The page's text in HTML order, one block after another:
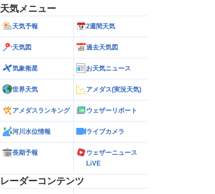
天気メニュー
天気予報 2週間天気
天気図 過去天気図
気象衛星 お天気ニュース
世界天気 アメダス(実況天気)
アメダスランキング ウェザーリポート
河川水位情報 ライブカメラ
長期予報
ウェザーニュース
LiVE
レーダーコンテンツ